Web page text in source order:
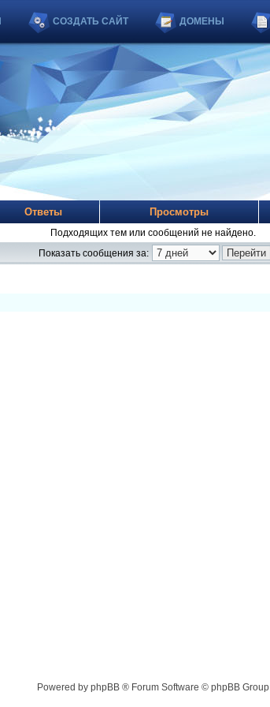
СОЗДАТЬ САЙТ ДОМЕНЫ
Ответы Просмотры
Подходящих тем или сообщений не найдено.
Показать сообщения за:
Powered by phpBB ® Forum Software © phpBB Group